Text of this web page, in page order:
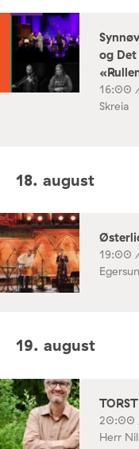
og
16:00
Skreia
18. august
19:00
19. august
20:00
Herr